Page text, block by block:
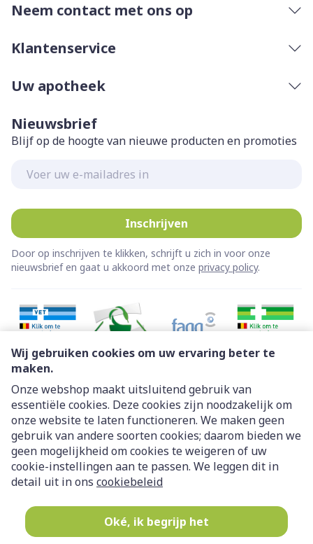
Wij gebruiken cookies om uw ervaring beter te
maken.
Onze webshop maakt uitsluitend gebruik van
essentiële cookies. Deze cookies zijn noodzakelijk om
onze website te laten functioneren. We maken geen
gebruik van andere soorten cookies; daarom bieden we
geen mogelijkheid om cookies te weigeren of uw
cookie-instellingen aan te passen. We leggen dit in
detail uit in ons cookiebeleid
Oké, ik begrijp het
Neem contact met ons op
Klantenservice
Uw apotheek
Nieuwsbrief
Blijf op de hoogte van nieuwe producten en promoties
Inschrijven
Door op inschrijven te klikken, schrijft u zich in voor onze
nieuwsbrief en gaat u akkoord met onze privacy policy.
Juridische links